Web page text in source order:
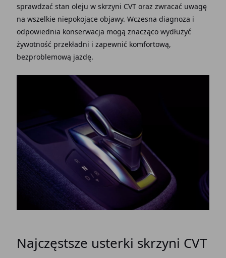
sprawdzać stan oleju w skrzyni CVT oraz zwracać uwagę
na wszelkie niepokojące objawy. Wczesna diagnoza i
odpowiednia konserwacja mogą znacząco wydłużyć
żywotność przekładni i zapewnić komfortową,
bezproblemową jazdę.
Najczęstsze usterki skrzyni CVT